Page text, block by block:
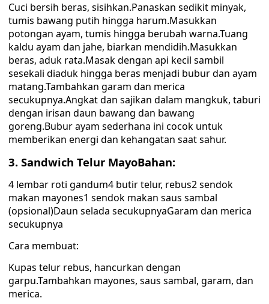
Cuci bersih beras, sisihkan.Panaskan sedikit minyak,
tumis bawang putih hingga harum.Masukkan
potongan ayam, tumis hingga berubah warna.Tuang
kaldu ayam dan jahe, biarkan mendidih.Masukkan
beras, aduk rata.Masak dengan api kecil sambil
sesekali diaduk hingga beras menjadi bubur dan ayam
matang.Tambahkan garam dan merica
secukupnya.Angkat dan sajikan dalam mangkuk, taburi
dengan irisan daun bawang dan bawang
goreng.Bubur ayam sederhana ini cocok untuk
memberikan energi dan kehangatan saat sahur.
3. Sandwich Telur MayoBahan:
4 lembar roti gandum4 butir telur, rebus2 sendok
makan mayones1 sendok makan saus sambal
(opsional)Daun selada secukupnyaGaram dan merica
secukupnya
Cara membuat:
Kupas telur rebus, hancurkan dengan
garpu.Tambahkan mayones, saus sambal, garam, dan
merica.